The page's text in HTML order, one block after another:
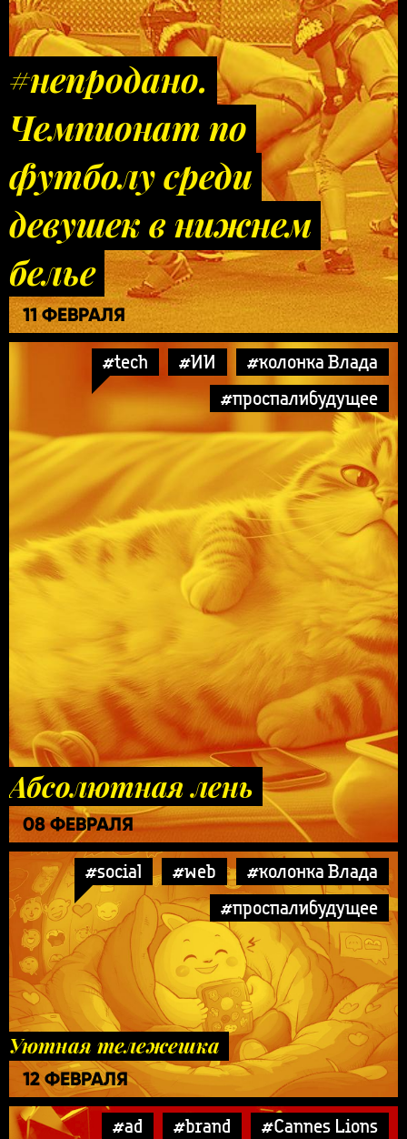
#непродано.
Чемпионат по
футболу среди
девушек в нижнем
белье
11 ФЕВРАЛЯ
#tech #ИИ
#колонка Влада
#проспалибудущее
Абсолютная лень
08 ФЕВРАЛЯ
#social #web
#колонка Влада
#проспалибудущее
Уютная тележешка
12 ФЕВРАЛЯ
#ad #brand
#Cannes Lions